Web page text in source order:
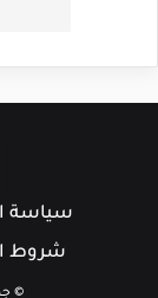
سياسة
شروط
©